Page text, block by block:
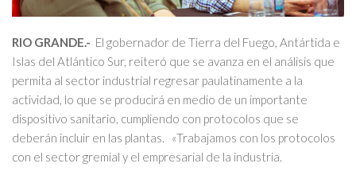
RIO GRANDE.- El gobernador de Tierra del Fuego, Antártida e
Islas del Atlántico Sur, reiteró que se avanza en el análisis que
permita al sector industrial regresar paulatinamente a la
actividad, lo que se producirá en medio de un importante
dispositivo sanitario, cumpliendo con protocolos que se
deberán incluir en las plantas. «Trabajamos con los protocolos
con el sector gremial y el empresarial de la industria.